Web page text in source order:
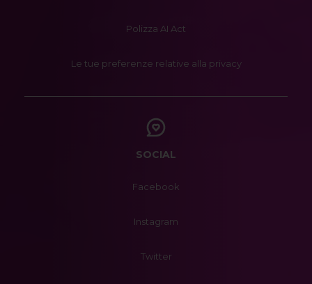
Polizza AI Act
Le tue preferenze relative alla privacy
SOCIAL
Facebook
Instagram
Twitter